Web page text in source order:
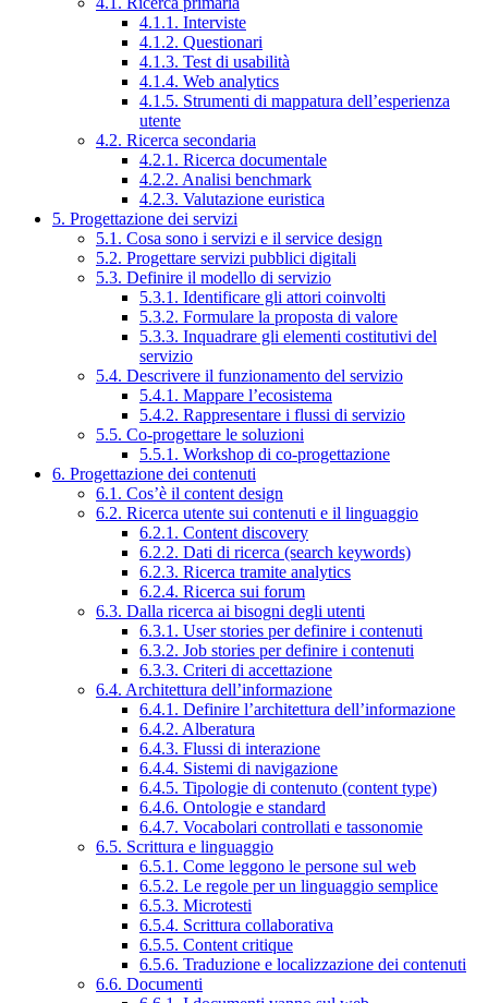
4.1.1. Interviste
4.1.2. Questionari
4.1.3. Test di usabilità
4.1.4. Web analytics
4.1.5. Strumenti di mappatura dell’esperienza
utente
4.2. Ricerca secondaria
4.2.1. Ricerca documentale
4.2.2. Analisi benchmark
4.2.3. Valutazione euristica
5. Progettazione dei servizi
5.1. Cosa sono i servizi e il service design
5.2. Progettare servizi pubblici digitali
5.3. Definire il modello di servizio
5.3.1. Identificare gli attori coinvolti
5.3.2. Formulare la proposta di valore
5.3.3. Inquadrare gli elementi costitutivi del
servizio
5.4. Descrivere il funzionamento del servizio
5.4.1. Mappare l’ecosistema
5.4.2. Rappresentare i flussi di servizio
5.5. Co-progettare le soluzioni
5.5.1. Workshop di co-progettazione
6. Progettazione dei contenuti
6.1. Cos’è il content design
6.2. Ricerca utente sui contenuti e il linguaggio
6.2.1. Content discovery
6.2.2. Dati di ricerca (search keywords)
6.2.3. Ricerca tramite analytics
6.2.4. Ricerca sui forum
6.3. Dalla ricerca ai bisogni degli utenti
6.3.1. User stories per definire i contenuti
6.3.2. Job stories per definire i contenuti
6.3.3. Criteri di accettazione
6.4. Architettura dell’informazione
6.4.1. Definire l’architettura dell’informazione
6.4.2. Alberatura
6.4.3. Flussi di interazione
6.4.4. Sistemi di navigazione
6.4.5. Tipologie di contenuto (content type)
6.4.6. Ontologie e standard
6.4.7. Vocabolari controllati e tassonomie
6.5. Scrittura e linguaggio
6.5.1. Come leggono le persone sul web
6.5.2. Le regole per un linguaggio semplice
6.5.3. Microtesti
6.5.4. Scrittura collaborativa
6.5.5. Content critique
6.5.6. Traduzione e localizzazione dei contenuti
6.6. Documenti